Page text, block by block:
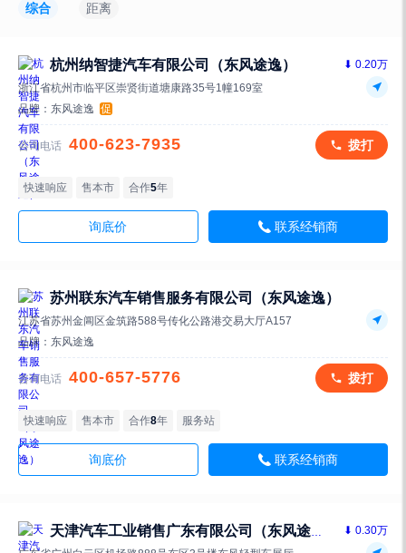
综合 距离
杭州纳智捷汽车有限公司（东风途逸）
⬇ 0.20万
浙江省杭州市临平区崇贤街道塘康路35号1幢169室
品牌： 东风途逸 促
咨询电话 400-623-7935 拨打
快速响应 售本市 合作5年
询底价 联系经销商
苏州联东汽车销售服务有限公司（东风途逸）
江苏省苏州金阊区金筑路588号传化公路港交易大厅A157
品牌： 东风途逸
咨询电话 400-657-5776 拨打
快速响应 售本市 合作8年 服务站
询底价 联系经销商
天津汽车工业销售广东有限公司（东风途逸4s店）
⬇ 0.30万